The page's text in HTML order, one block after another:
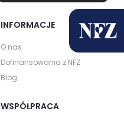
INFORMACJE
O nas
Dofinansowania z NFZ
Blog
WSPÓŁPRACA